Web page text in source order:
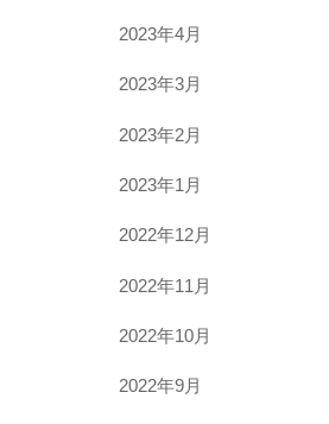
2023年4月
2023年3月
2023年2月
2023年1月
2022年12月
2022年11月
2022年10月
2022年9月